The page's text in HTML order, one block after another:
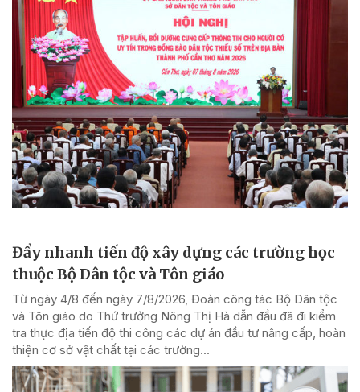
Đẩy nhanh tiến độ xây dựng các trường học
thuộc Bộ Dân tộc và Tôn giáo
Từ ngày 4/8 đến ngày 7/8/2026, Đoàn công tác Bộ Dân tộc
và Tôn giáo do Thứ trưởng Nông Thị Hà dẫn đầu đã đi kiểm
tra thực địa tiến độ thi công các dự án đầu tư nâng cấp, hoàn
thiện cơ sở vật chất tại các trường...